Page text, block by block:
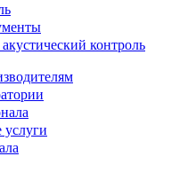
контроль
услуги